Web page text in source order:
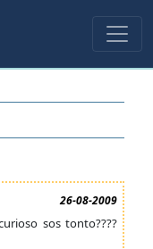
26-08-2009
sos tonto????